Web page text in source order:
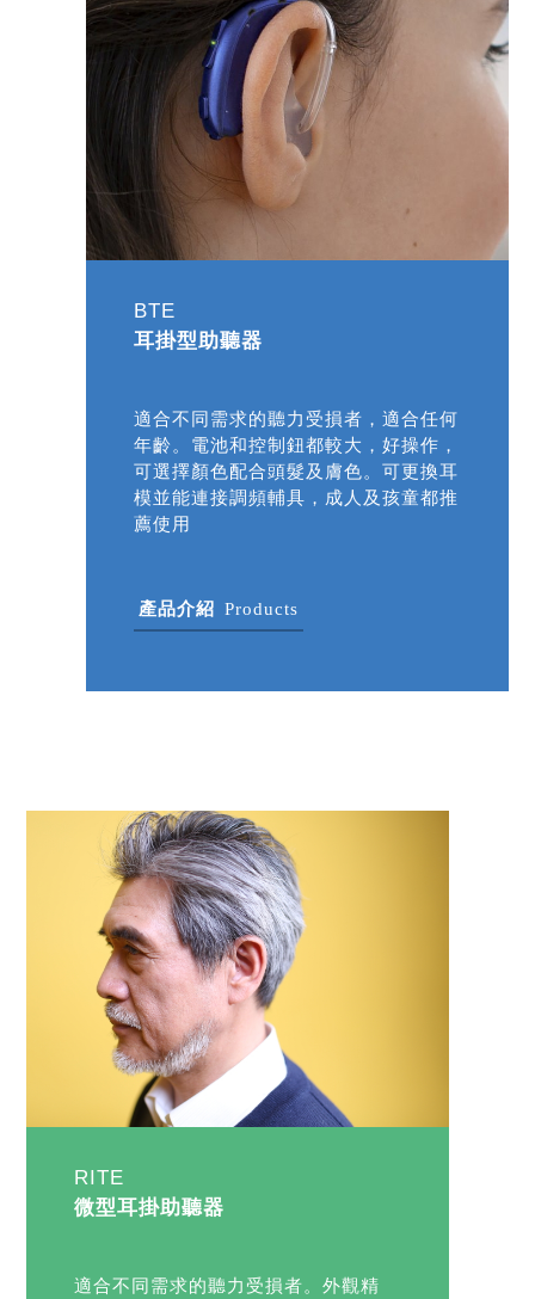
BTE
耳掛型助聽器
適合不同需求的聽力受損者，適合任何
年齡。電池和控制鈕都較大，好操作，
可選擇顏色配合頭髮及膚色。可更換耳
模並能連接調頻輔具，成人及孩童都推
薦使用
產品介紹 Products
RITE
微型耳掛助聽器
適合不同需求的聽力受損者。外觀精